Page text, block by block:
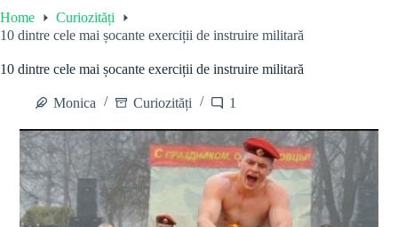
Home
Curiozități
10 dintre cele mai șocante exerciții de instruire militară
10 dintre cele mai șocante exerciții de instruire militară
Monica Curiozități 1